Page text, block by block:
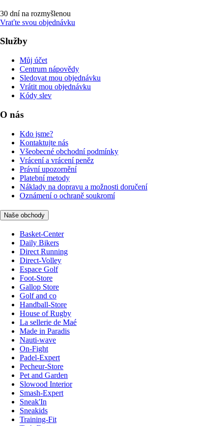
30 dní na rozmyšlenou
Vraťte svou objednávku
Služby
Můj účet
Centrum nápovědy
Sledovat mou objednávku
Vrátit mou objednávku
Kódy slev
O nás
Kdo jsme?
Kontaktujte nás
Všeobecné obchodní podmínky
Vrácení a vrácení peněz
Právní upozornění
Platební metody
Náklady na dopravu a možnosti doručení
Oznámení o ochraně soukromí
Naše obchody
Basket-Center
Daily Bikers
Direct Running
Direct-Volley
Espace Golf
Foot-Store
Gallop Store
Golf and co
Handball-Store
House of Rugby
La sellerie de Maé
Made in Paradis
Nauti-wave
On-Fight
Padel-Expert
Pecheur-Store
Pet and Garden
Slowood Interior
Smash-Expert
Sneak'In
Sneakids
Training-Fit